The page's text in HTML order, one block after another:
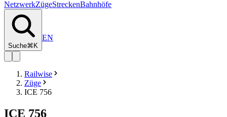
NetzwerkZügeStreckenBahnhöfe
Suche⌘K
EN
Railwise
Züge
ICE 756
ICE 756